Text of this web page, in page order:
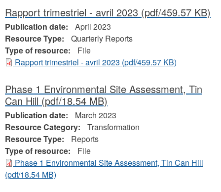
Rapport trimestriel - avril 2023 (pdf/459.57 KB)
Publication date:
April 2023
Resource Type:
Quarterly Reports
Type of resource:
File
Rapport trimestriel - avril 2023 (pdf/459.57 KB)
Phase 1 Environmental Site Assessment, Tin
Can Hill (pdf/18.54 MB)
Publication date:
March 2023
Resource Category:
Transformation
Resource Type:
Reports
Type of resource:
File
Phase 1 Environmental Site Assessment, Tin Can Hill
(pdf/18.54 MB)